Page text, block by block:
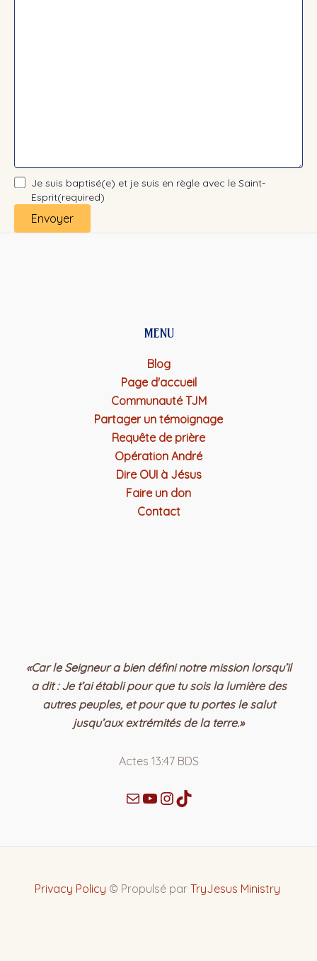
Je suis baptisé(e) et je suis en règle avec le Saint-
Esprit(required)
Envoyer
MENU
Blog
Page d'accueil
Communauté TJM
Partager un témoignage
Requête de prière
Opération André
Dire OUI à Jésus
Faire un don
Contact
«Car le Seigneur a bien défini notre mission lorsqu’il
a dit : Je t’ai établi pour que tu sois la lumière des
autres peuples, et pour que tu portes le salut
jusqu’aux extrémités de la terre.»
Actes‬ ‭13‬:‭47‬ ‭BDS‬‬
Privacy Policy © Propulsé par TryJesus Ministry